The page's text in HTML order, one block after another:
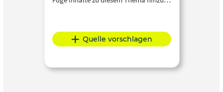
Quelle vorschlagen